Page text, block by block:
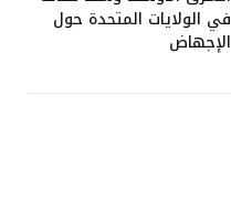
في الولايات المتحدة حول
الإجهاض